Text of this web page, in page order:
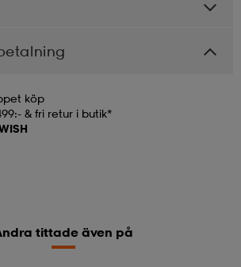
köp
& fri retur i butik*
tittade även på